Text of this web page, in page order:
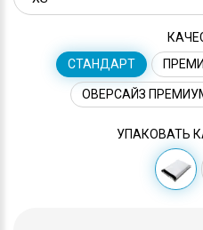
СТАНДАРТ
ОВЕРСАЙЗ
УПАКОВАТЬ